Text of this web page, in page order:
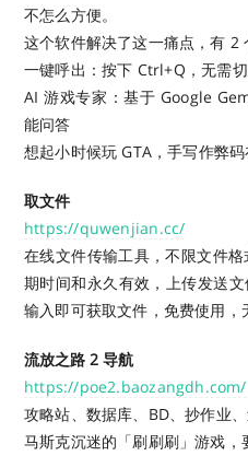
不怎么方便。
这个软件解决了这一痛点，有 2
一键呼出：按下 Ctrl+Q，无需
AI 游戏专家：基于 Google
能问答
想起小时候玩 GTA，手写作弊
取文件
https://quwenjian.cc/
在线文件传输工具，不限文件
期时间和永久有效，上传发送
输入即可获取文件，免费使用，
流放之路 2 导航
https://poe2.baozangdh.com/
攻略站、数据库、BD、抄作业
马斯克沉迷的「刷刷刷」游戏，